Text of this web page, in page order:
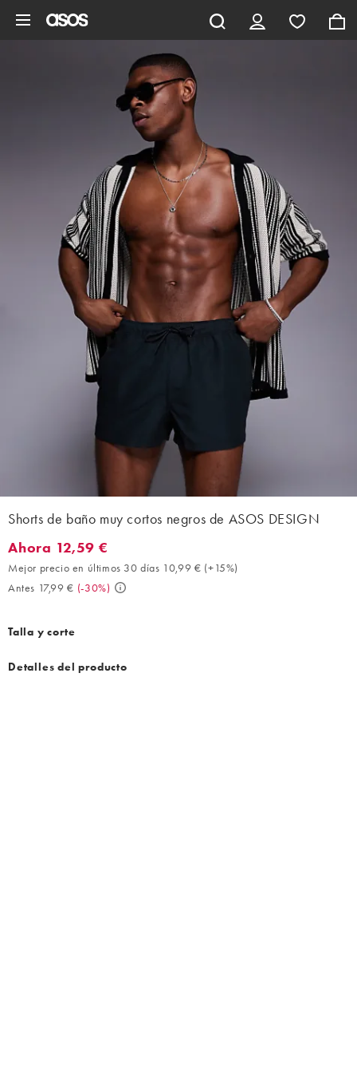
Shorts de baño muy cortos negros de ASOS DESIGN
Ahora 12,59 €. Mejor precio en últimos 30 días 10,99 € (+15%).
Ahora 12,59 €
Mejor precio en últimos 30 días 10,99 € (+15%)
Antes 17,99 € (-30%)
Talla y corte
Detalles del producto